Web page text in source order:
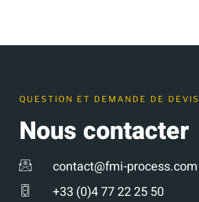
QUESTION ET DEMANDE DE DEVIS
Nous contacter
contact@fmi-process.com
+33 (0)4 77 22 25 50